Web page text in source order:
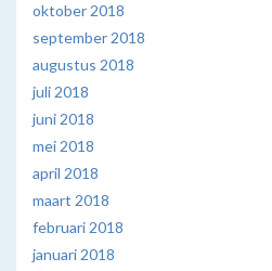
oktober 2018
september 2018
augustus 2018
juli 2018
juni 2018
mei 2018
april 2018
maart 2018
februari 2018
januari 2018